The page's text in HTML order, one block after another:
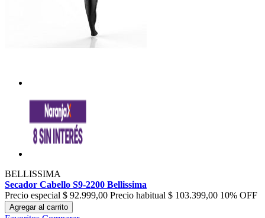
BELLISSIMA
Secador Cabello S9-2200 Bellissima
Precio especial $ 92.999,00 Precio habitual $ 103.399,00 10% OFF
Agregar al carrito